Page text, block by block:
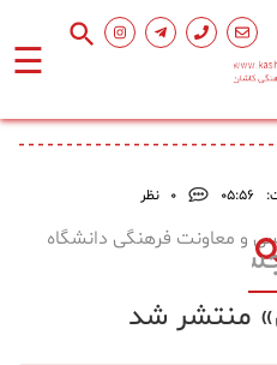
☰
۰۵:۵۶ 0 نظر
و معاونت فرهنگی دانشگاه
منتشر شد